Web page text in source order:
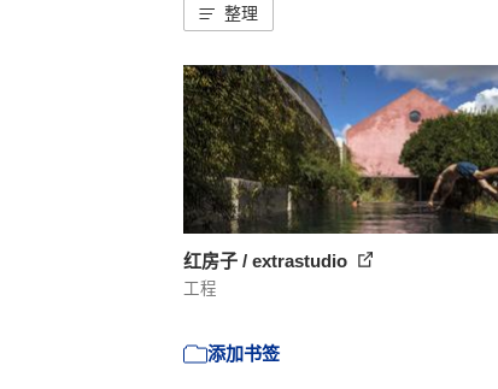
整理
红房子 / extrastudio
工程
添加书签